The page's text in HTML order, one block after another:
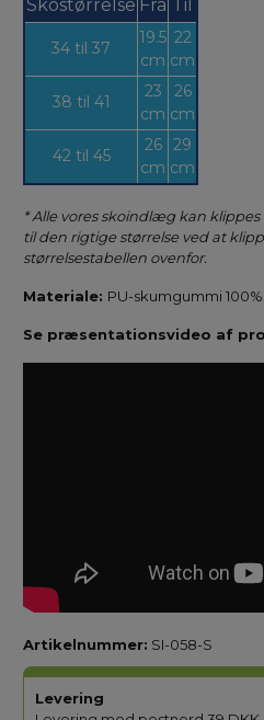
Skostørrelse Fra Til
34 til 37
19.5
cm
22
cm
38 til 41
23
cm
26
cm
42 til 45
26
cm
29
cm
*Alle vores skoindlæg kan
til den rigtige størrelse ved at
størrelsestabellen ovenfor.
Materiale: PU-skumgummi 100%
Se præsentationsvideo af
Artikelnummer: SI-058-S
Levering